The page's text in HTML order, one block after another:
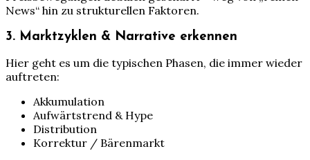
News“ hin zu strukturellen Faktoren.
3. Marktzyklen & Narrative erkennen
Hier geht es um die typischen Phasen, die immer wieder
auftreten:
Akkumulation
Aufwärtstrend & Hype
Distribution
Korrektur / Bärenmarkt